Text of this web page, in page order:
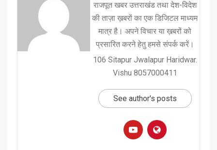
राजपूत खबर उत्तराखंड तथा देश-विदेश
की ताज़ा ख़बरों का एक डिजिटल माध्यम
मात्र है। अपने विचार या ख़बरों को
प्रसारित करने हेतु हमसे संपर्क करें।
106 Sitapur Jwalapur Haridwar.
Vishu 8057000411
See author's posts